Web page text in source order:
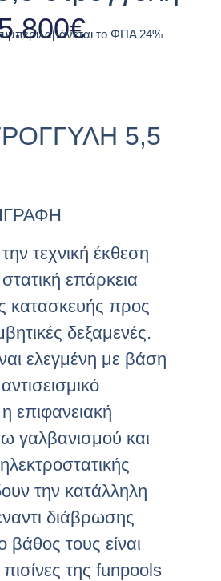
€
συμπεριλαβάνεται το ΦΠΑ 24%
5,5
τεχνική έκθεση
στατική επάρκεια
κατασκευής προς
δεξαμενές.
ελεγμένη με βάση
επιφανειακή
γαλβανισμού και
την κατάλληλη
διάβρωσης
τους είναι
της funpools